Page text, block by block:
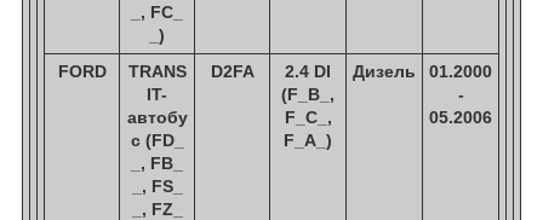
_, FC_
_)
FORD
TRANS
IT-
автобу
с (FD_
_, FB_
_, FS_
_, FZ_
D2FA
2.4 DI
(F_B_,
F_C_,
F_A_)
Дизель
01.2000
-
05.2006